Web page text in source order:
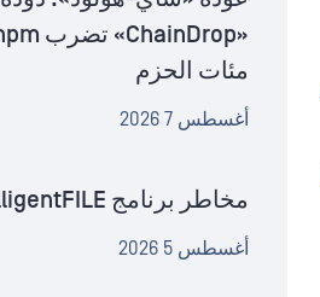
مئات الحزم
أغسطس 7 2026
مخاطر برنامج IntelligentFILE
أغسطس 5 2026